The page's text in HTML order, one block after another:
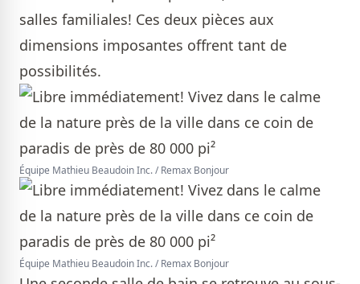
salles familiales! Ces deux pièces aux
dimensions imposantes offrent tant de
possibilités.
Équipe Mathieu Beaudoin Inc. / Remax Bonjour
Équipe Mathieu Beaudoin Inc. / Remax Bonjour